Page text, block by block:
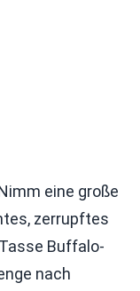
eine große
zerrupftes
Buffalo-
nach